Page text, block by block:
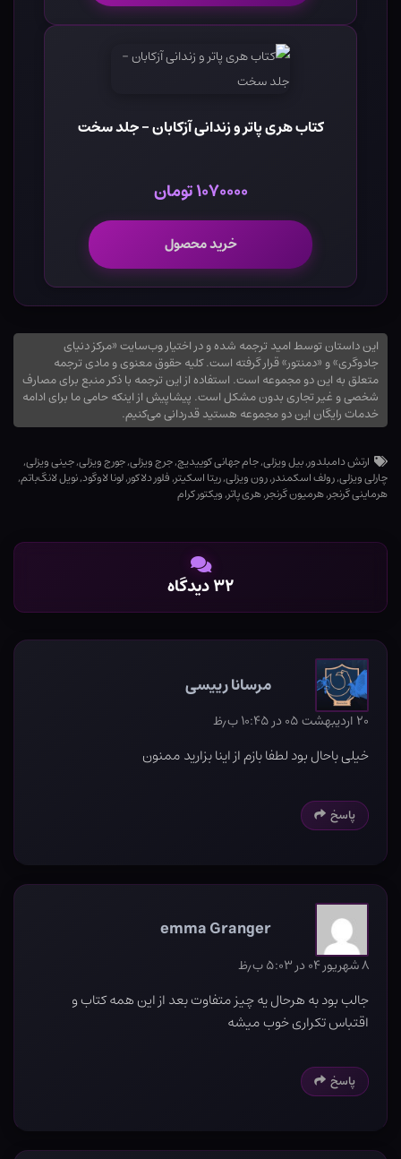
کتاب هری پاتر و زندانی آزکابان - جلد سخت
۱۰۷۰۰۰۰ تومان
خرید محصول
این داستان توسط امید ترجمه شده و در اختیار وب‌سایت «مرکز دنیای
جادوگری» و «دمنتور» قرار گرفته است. کلیه حقوق معنوی و مادی ترجمه
متعلق به این دو مجموعه است. استفاده از این ترجمه با ذکر منبع برای مصارف
شخصی و غیر تجاری بدون مشکل است. پیشاپیش از اینکه حامی ما برای ادامه
خدمات رایگان این دو مجموعه هستید قدردانی می‌کنیم.
ارتش دامبلدور,بیل ویزلی,جام جهانی کوییدیچ,جرج ویزلی,جورج ویزلی,جینی ویزلی,
چارلی ویزلی,رولف اسکمندر,رون ویزلی,ریتا اسکیتر,فلور دلاکور,لونا لاوگود,نویل لانگ‌باتم,
هرماینی گرنجر,هرمیون گرنجر,هری پاتر,ویکتور کرام
۳۲ دیدگاه
مرسانا رییسی
۲۰ اردیبهشت ۰۵ در ۱۰:۴۵ ب٫ظ
خیلی باحال بود لطفا بازم از اینا بزارید ممنون
پاسخ
emma Granger
۸ شهریور ۰۴ در ۵:۰۳ ب٫ظ
جالب بود به هرحال یه چیز متفاوت بعد از این همه کتاب و
اقتباس تکراری خوب میشه
پاسخ